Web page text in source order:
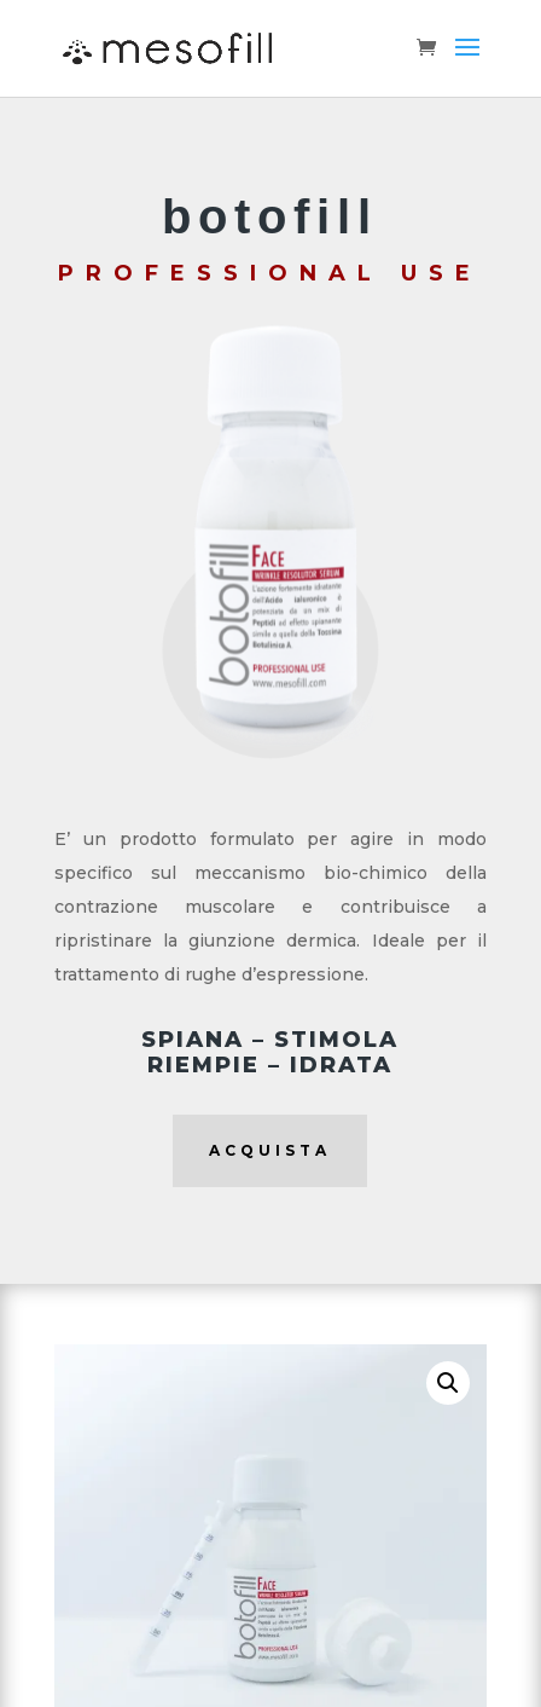
botofill
PROFESSIONAL USE
E’ un prodotto formulato per agire in modo
specifico sul meccanismo bio-chimico della
contrazione muscolare e contribuisce a
ripristinare la giunzione dermica. Ideale per il
trattamento di rughe d’espressione.
SPIANA – STIMOLA
RIEMPIE – IDRATA
ACQUISTA